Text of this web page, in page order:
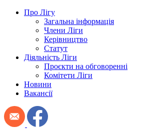
Про Лігу
Загальна інформація
Члени Ліги
Керівництво
Статут
Діяльність Ліги
Проєкти на обговоренні
Комітети Ліги
Новини
Вакансії